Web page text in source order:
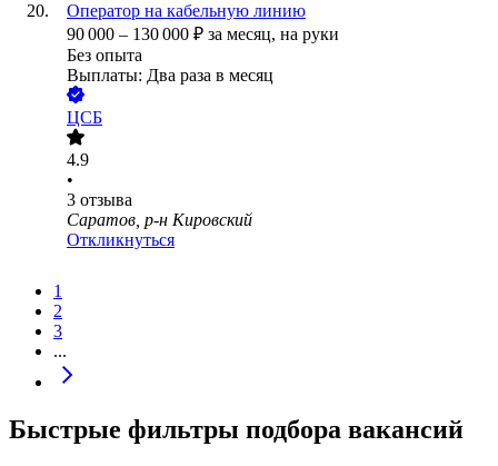
Оператор на кабельную линию
90 000 – 130 000 ₽ за месяц, на руки
Без опыта
Выплаты: Два раза в месяц
ЦСБ
4.9
•
3 отзыва
Саратов, р-н Кировский
Откликнуться
1
2
3
...
Быстрые фильтры подбора вакансий